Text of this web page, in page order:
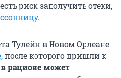
риск заполучить отеки,
Тулейн в Новом Орлеане
после которого пришли к
рационе может